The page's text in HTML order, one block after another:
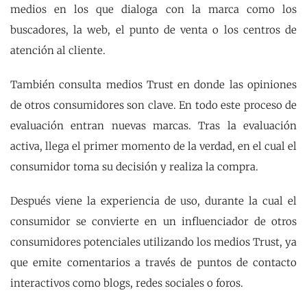
medios en los que dialoga con la marca como los
buscadores, la web, el punto de venta o los centros de
atención al cliente.
También consulta medios Trust en donde las opiniones
de otros consumidores son clave. En todo este proceso de
evaluación entran nuevas marcas. Tras la evaluación
activa, llega el primer momento de la verdad, en el cual el
consumidor toma su decisión y realiza la compra.
Después viene la experiencia de uso, durante la cual el
consumidor se convierte en un influenciador de otros
consumidores potenciales utilizando los medios Trust, ya
que emite comentarios a través de puntos de contacto
interactivos como blogs, redes sociales o foros.